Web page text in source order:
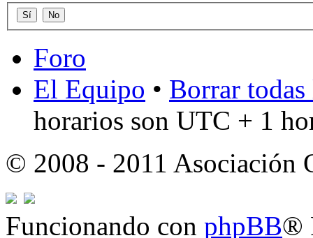
Foro
El Equipo • Borrar
horarios son UTC + 1
© 2008 - 2011 Asociación
Funcionando con phpBB®